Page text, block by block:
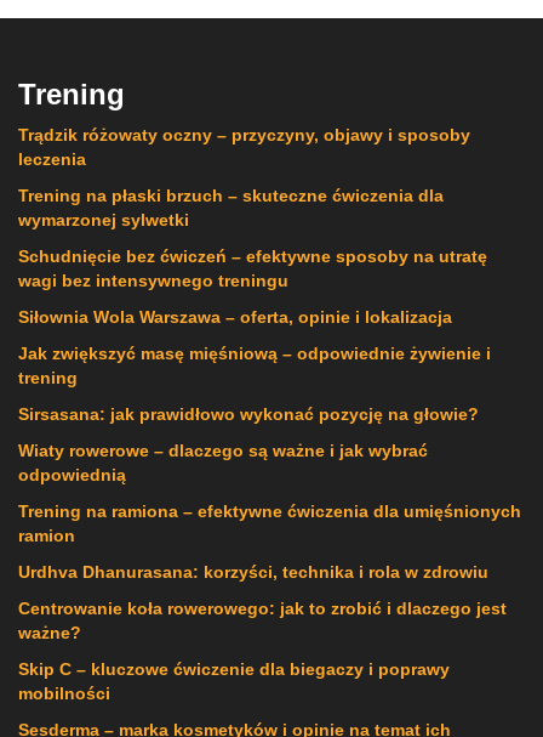
Trening
Trądzik różowaty oczny – przyczyny, objawy i sposoby
leczenia
Trening na płaski brzuch – skuteczne ćwiczenia dla
wymarzonej sylwetki
Schudnięcie bez ćwiczeń – efektywne sposoby na utratę
wagi bez intensywnego treningu
Siłownia Wola Warszawa – oferta, opinie i lokalizacja
Jak zwiększyć masę mięśniową – odpowiednie żywienie i
trening
Sirsasana: jak prawidłowo wykonać pozycję na głowie?
Wiaty rowerowe – dlaczego są ważne i jak wybrać
odpowiednią
Trening na ramiona – efektywne ćwiczenia dla umięśnionych
ramion
Urdhva Dhanurasana: korzyści, technika i rola w zdrowiu
Centrowanie koła rowerowego: jak to zrobić i dlaczego jest
ważne?
Skip C – kluczowe ćwiczenie dla biegaczy i poprawy
mobilności
Sesderma – marka kosmetyków i opinie na temat ich